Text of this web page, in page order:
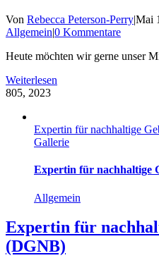
Von Rebecca Peterson-Perry|Mai
Allgemein|0 Kommentare
Heute möchten wir gerne unser
Weiterlesen
805, 2023
Expertin für nachhaltige
Gallerie
Expertin für nachhaltige
Allgemein
Expertin für
(DGNB)